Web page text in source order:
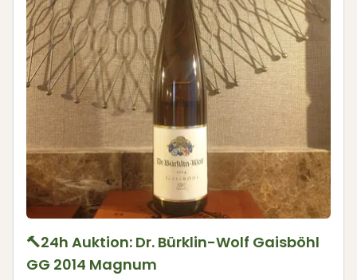
🔨24h Auktion: Dr. Bürklin-Wolf Gaisböhl
GG 2014 Magnum